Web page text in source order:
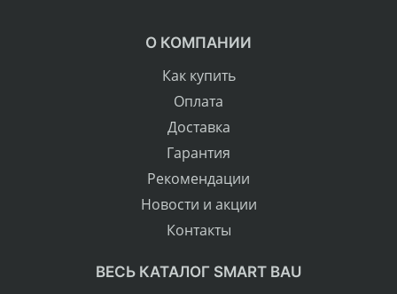
О КОМПАНИИ
Как купить
Оплата
Доставка
Гарантия
Рекомендации
Новости и акции
Контакты
ВЕСЬ КАТАЛОГ SMART BAU